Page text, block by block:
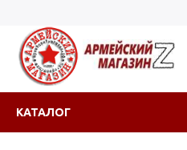
КАТАЛОГ